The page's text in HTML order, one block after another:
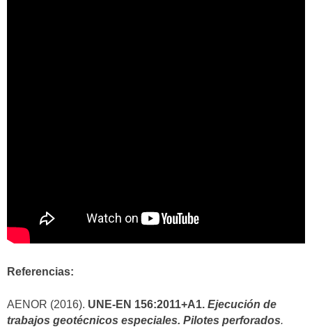
Referencias:
AENOR (2016). UNE-EN 156:2011+A1. Ejecución de
trabajos geotécnicos especiales. Pilotes perforados.